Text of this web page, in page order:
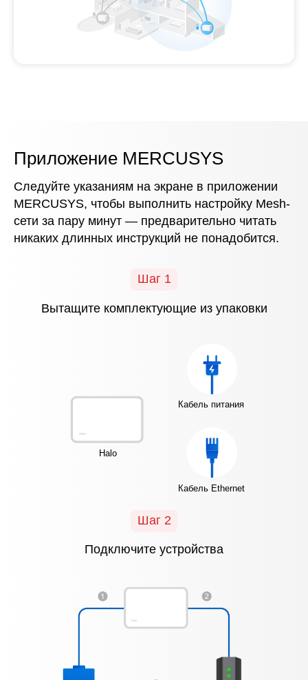
Приложение MERCUSYS
Следуйте указаниям на экране в приложении
MERCUSYS, чтобы выполнить настройку Mesh-
сети за пару минут — предварительно читать
никаких длинных инструкций не понадобится.
Шаг 1
Вытащите комплектующие из упаковки
Halo
Кабель питания
Кабель Ethernet
Шаг 2
Подключите устройства